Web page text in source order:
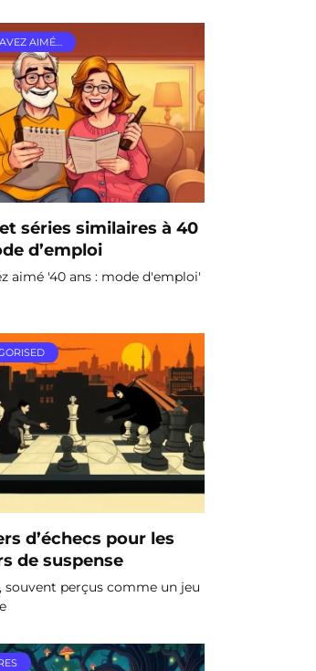
AIMÉ…
séries similaires à 40
d’emploi
aimé '40 ans : mode d'emploi'
d’échecs pour les
de suspense
souvent perçus comme un jeu